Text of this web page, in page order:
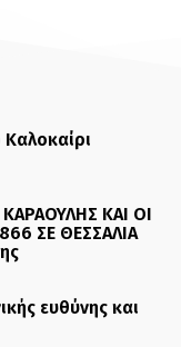
ΚΑΙ ΟΙ
ΣΕ ΘΕΣΣΑΛΙΑ
ευθύνης και